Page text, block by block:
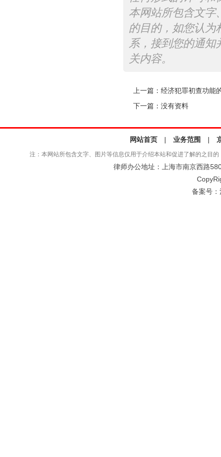
本网站所包含文字
的目的，如您认为
系，接到您的通知
关内容。
上一篇： 经济犯罪初查功能
下一篇：没有资料
网站首页 | 业务范围 |
注：本网站所包含文字、图片等信息仅用于介绍本站和促进了解的之目
律师办公地址：上海市南京西路
备案号：